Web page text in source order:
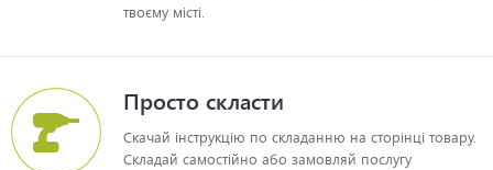
твоєму місті.
Просто скласти
Скачай інструкцію по складанню на сторінці товару.
Складай самостійно або замовляй послугу